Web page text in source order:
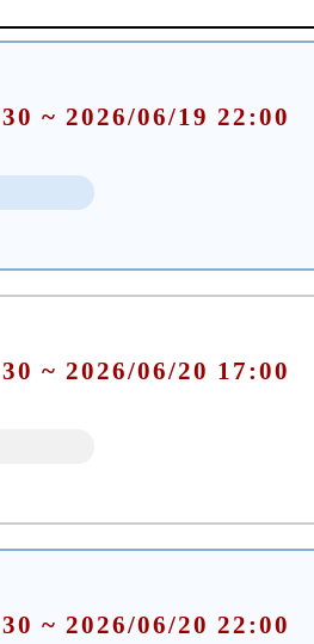
~ 2026/06/19 22:00
~ 2026/06/20 17:00
~ 2026/06/20 22:00